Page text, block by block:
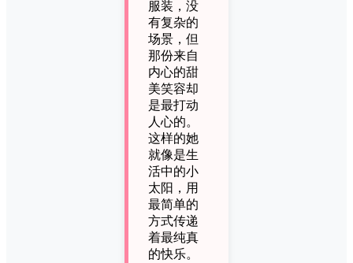
服装，没
有复杂的
场景，但
那份来自
内心的甜
美笑容却
是最打动
人心的。
这样的她
就像是生
活中的小
太阳，用
最简单的
方式传递
着最纯真
的快乐。